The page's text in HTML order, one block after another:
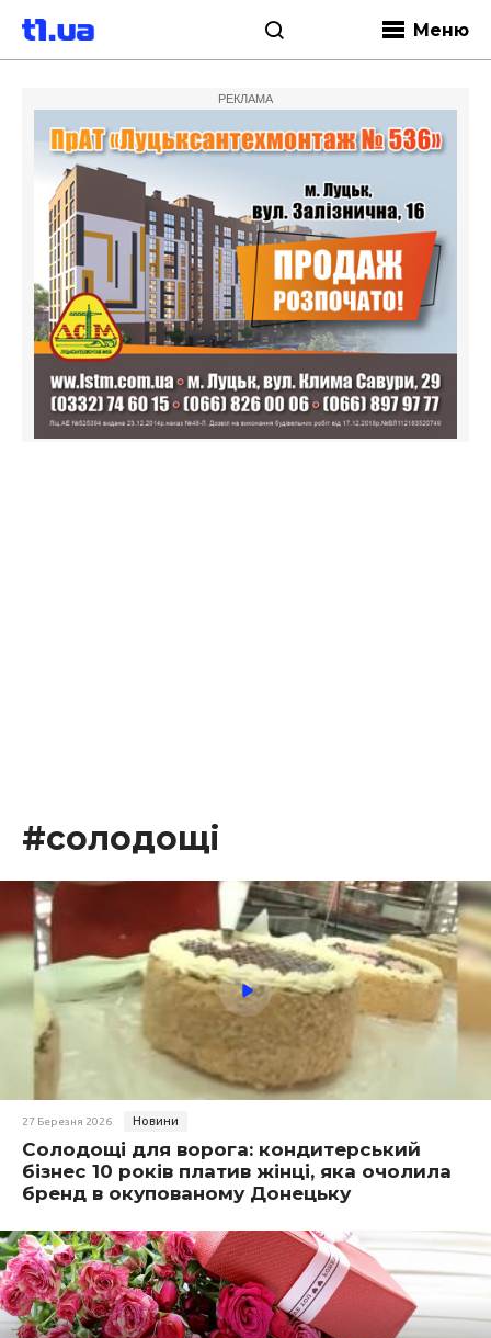
Меню
РЕКЛАМА
#солодощі
27 Березня 2026 Новини
Солодощі для ворога: кондитерський
бізнес 10 років платив жінці, яка очолила
бренд в окупованому Донецьку